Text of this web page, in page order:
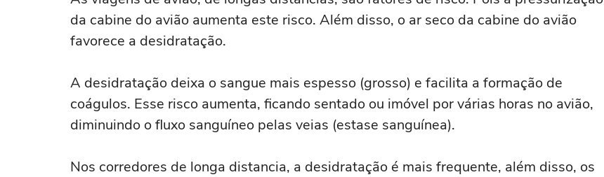
da cabine do avião aumenta este risco. Além disso, o ar seco da cabine do avião
favorece a desidratação.
A desidratação deixa o sangue mais espesso (grosso) e facilita a formação de
coágulos. Esse risco aumenta, ficando sentado ou imóvel por várias horas no avião,
diminuindo o fluxo sanguíneo pelas veias (estase sanguínea).
Nos corredores de longa distancia, a desidratação é mais frequente, além disso, os